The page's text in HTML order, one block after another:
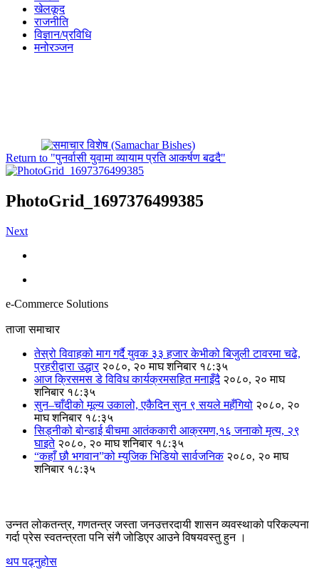
खेलकूद
राजनीति
विज्ञान/प्रविधि
मनोरञ्जन
Return to "पुनर्वासी युवामा व्यायाम प्रति आकर्षण बढदै"
PhotoGrid_1697376499385
Next
e-Commerce Solutions
ताजा समाचार
तेस्रो विवाहको माग गर्दै युवक ३३ हजार केभीको बिजुली टावरमा चढे,
प्रहरीद्वारा उद्धार २०८०, २० माघ शनिबार १८:३५
आज क्रिसमस डे विविध कार्यक्रमसहित मनाइँदै २०८०, २० माघ
शनिबार १८:३५
सुन–चाँदीको मूल्य उकालो, एकैदिन सुन ९ सयले महँगियो २०८०, २०
माघ शनिबार १८:३५
सिड्नीको बोन्डाई बीचमा आतंककारी आक्रमण,१६ जनाको मृत्य, २९
घाइते २०८०, २० माघ शनिबार १८:३५
“कहाँ छौ भगवान”को म्युजिक भिडियो सार्वजनिक २०८०, २० माघ
शनिबार १८:३५
उन्नत लोकतन्त्र, गणतन्त्र जस्ता जनउत्तरदायी शासन व्यवस्थाको परिकल्पना
गर्दा प्रेस स्वतन्त्रता पनि संगै जोडिएर आउने विषयवस्तु हुन ।
थप पढ्नुहोस